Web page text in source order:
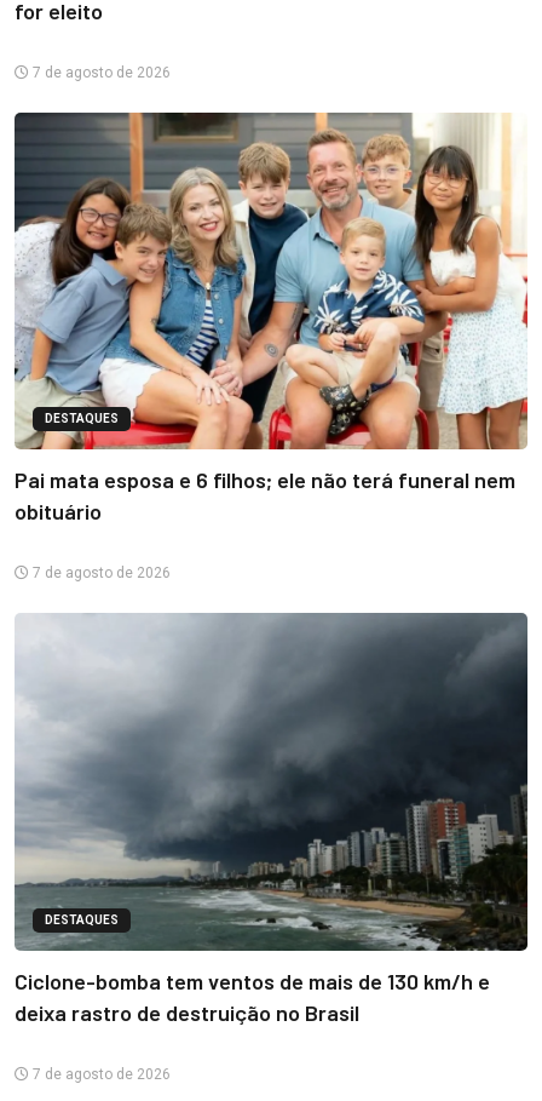
for eleito
7 de agosto de 2026
DESTAQUES
Pai mata esposa e 6 filhos; ele não terá funeral nem
obituário
7 de agosto de 2026
DESTAQUES
Ciclone-bomba tem ventos de mais de 130 km/h e
deixa rastro de destruição no Brasil
7 de agosto de 2026